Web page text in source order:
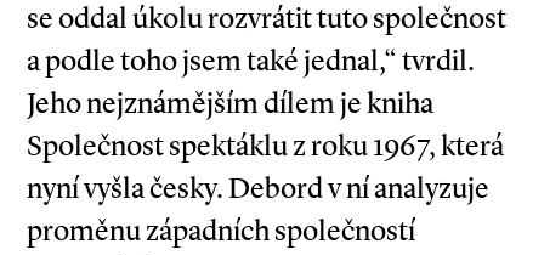
se oddal úkolu rozvrátit tuto společnost
a podle toho jsem také jednal,“ tvrdil.
Jeho nejznámějším dílem je kniha
Společnost spektáklu z roku 1967, která
nyní vyšla česky. Debord v ní analyzuje
proměnu západních společností